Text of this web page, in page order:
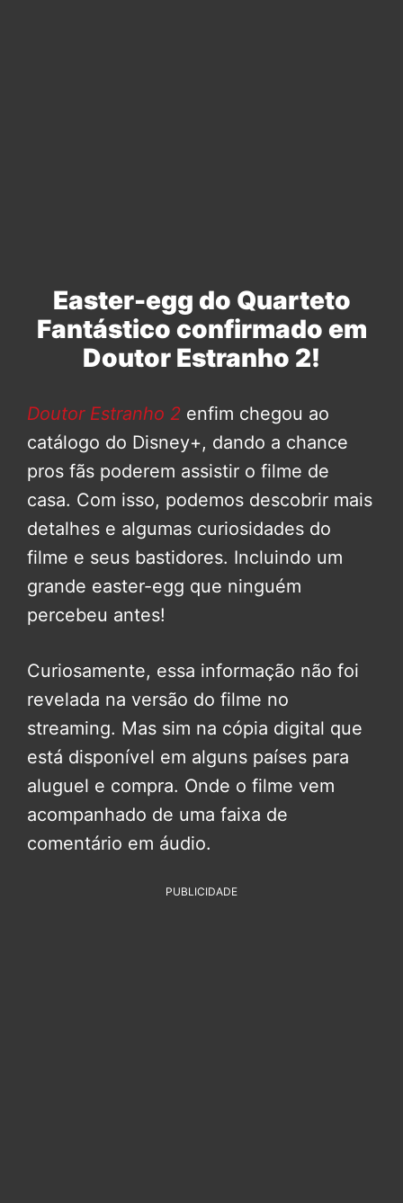
Easter-egg do Quarteto
Fantástico confirmado em
Doutor Estranho 2!
Doutor Estranho 2 enfim chegou ao
catálogo do Disney+, dando a chance
pros fãs poderem assistir o filme de
casa. Com isso, podemos descobrir mais
detalhes e algumas curiosidades do
filme e seus bastidores. Incluindo um
grande easter-egg que ninguém
percebeu antes!
Curiosamente, essa informação não foi
revelada na versão do filme no
streaming. Mas sim na cópia digital que
está disponível em alguns países para
aluguel e compra. Onde o filme vem
acompanhado de uma faixa de
comentário em áudio.
PUBLICIDADE